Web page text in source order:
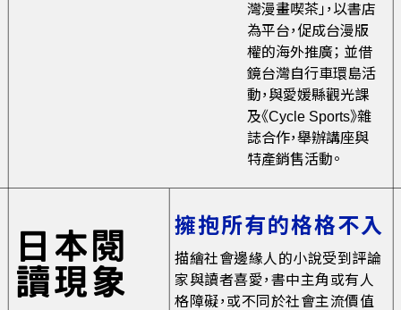
灣漫畫喫茶」，以書店
為平台，促成台漫版
權的海外推廣； 並借
鏡台灣自行車環島活
動，與愛媛縣觀光課
及《Cycle Sports》雜
誌合作，舉辦講座與
特產銷售活動。
日本閱
讀現象
擁抱所有的格格不入
描繪社會邊緣人的小說受到評論
家與讀者喜愛，書中主角或有人
格障礙，或不同於社會主流價值